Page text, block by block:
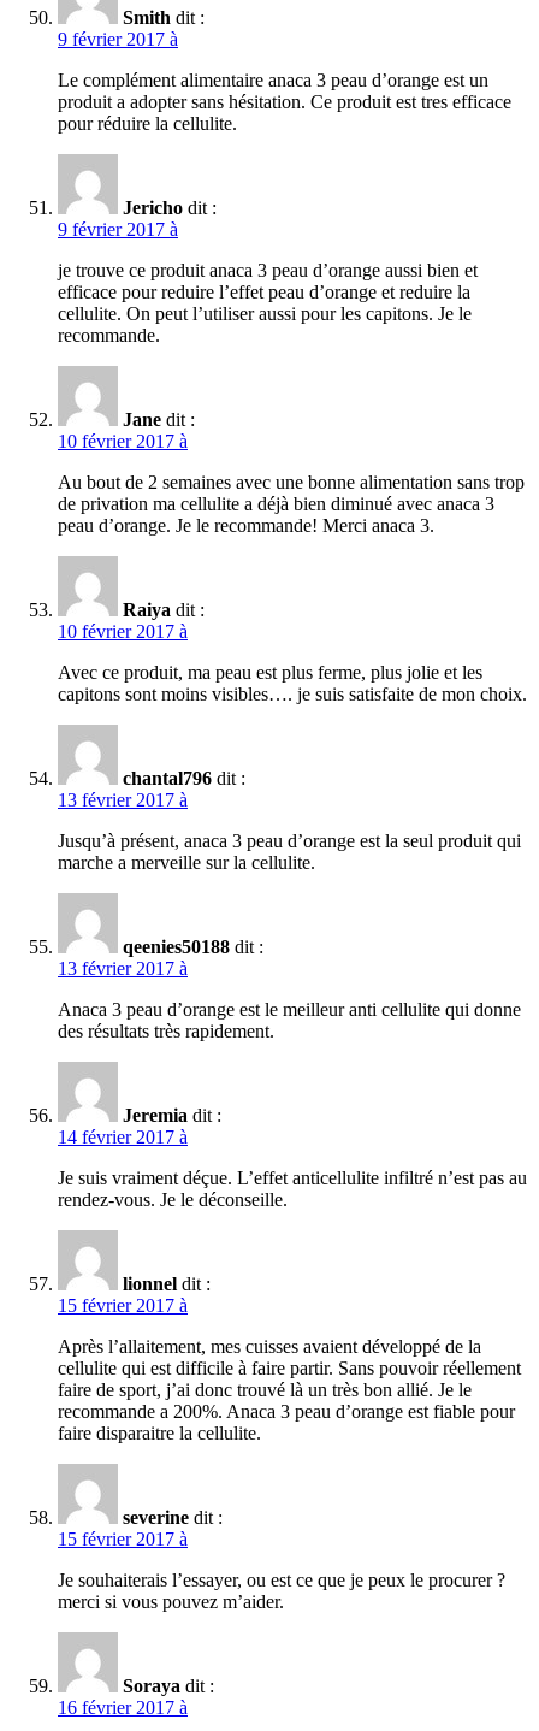
Smith dit :
9 février 2017 à
Le complément alimentaire anaca 3 peau d’orange est un
produit a adopter sans hésitation. Ce produit est tres efficace
pour réduire la cellulite.
Jericho dit :
9 février 2017 à
je trouve ce produit anaca 3 peau d’orange aussi bien et
efficace pour reduire l’effet peau d’orange et reduire la
cellulite. On peut l’utiliser aussi pour les capitons. Je le
recommande.
Jane dit :
10 février 2017 à
Au bout de 2 semaines avec une bonne alimentation sans trop
de privation ma cellulite a déjà bien diminué avec anaca 3
peau d’orange. Je le recommande! Merci anaca 3.
Raiya dit :
10 février 2017 à
Avec ce produit, ma peau est plus ferme, plus jolie et les
capitons sont moins visibles…. je suis satisfaite de mon choix.
chantal796 dit :
13 février 2017 à
Jusqu’à présent, anaca 3 peau d’orange est la seul produit qui
marche a merveille sur la cellulite.
qeenies50188 dit :
13 février 2017 à
Anaca 3 peau d’orange est le meilleur anti cellulite qui donne
des résultats très rapidement.
Jeremia dit :
14 février 2017 à
Je suis vraiment déçue. L’effet anticellulite infiltré n’est pas au
rendez-vous. Je le déconseille.
lionnel dit :
15 février 2017 à
Après l’allaitement, mes cuisses avaient développé de la
cellulite qui est difficile à faire partir. Sans pouvoir réellement
faire de sport, j’ai donc trouvé là un très bon allié. Je le
recommande a 200%. Anaca 3 peau d’orange est fiable pour
faire disparaitre la cellulite.
severine dit :
15 février 2017 à
Je souhaiterais l’essayer, ou est ce que je peux le procurer ?
merci si vous pouvez m’aider.
Soraya dit :
16 février 2017 à